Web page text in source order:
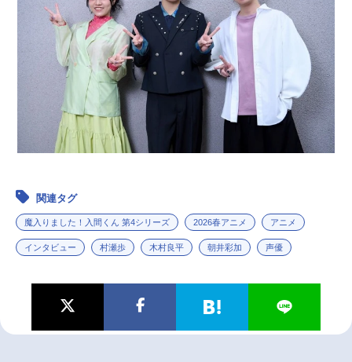
関連タグ
魔入りました！入間くん 第4シリーズ 2026春アニメ アニメ
インタビュー 村瀬歩 木村良平 朝井彩加 声優